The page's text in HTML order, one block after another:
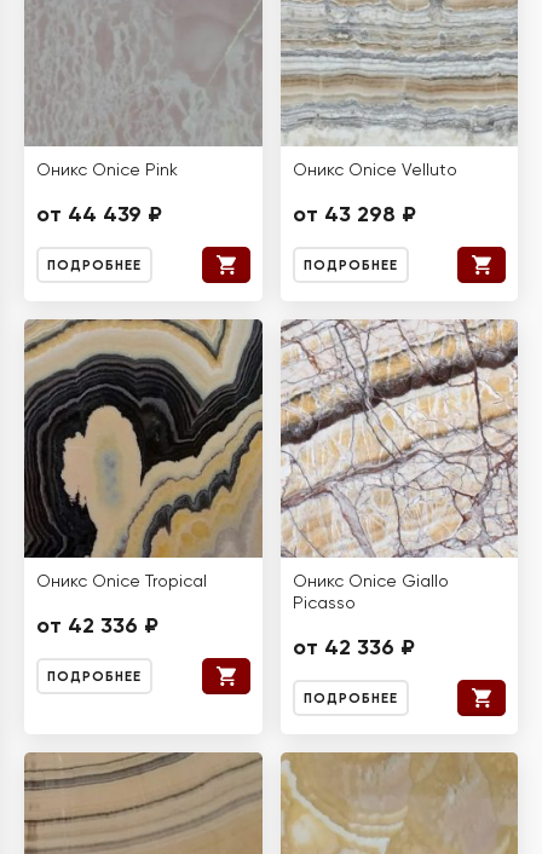
Оникс Onice Pink
от 44 439 ₽
ПОДРОБНЕЕ
Оникс Onice Velluto
от 43 298 ₽
ПОДРОБНЕЕ
Оникс Onice Tropical
от 42 336 ₽
ПОДРОБНЕЕ
Оникс Onice Giallo
Picasso
от 42 336 ₽
ПОДРОБНЕЕ